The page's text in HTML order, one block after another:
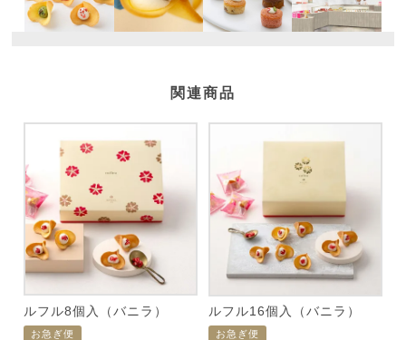
関連商品
ルフル8個入（バニラ）
お急ぎ便
ルフル16個入（バニラ）
お急ぎ便